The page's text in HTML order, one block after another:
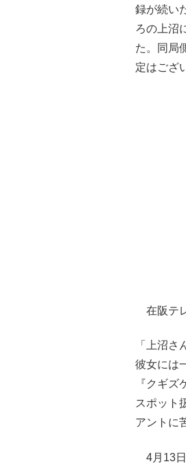
録が続い
ろの上沼
た。同局
定はござ
在阪テ
「上沼
彼女には
『クギ
スポット
アントに
4月13日